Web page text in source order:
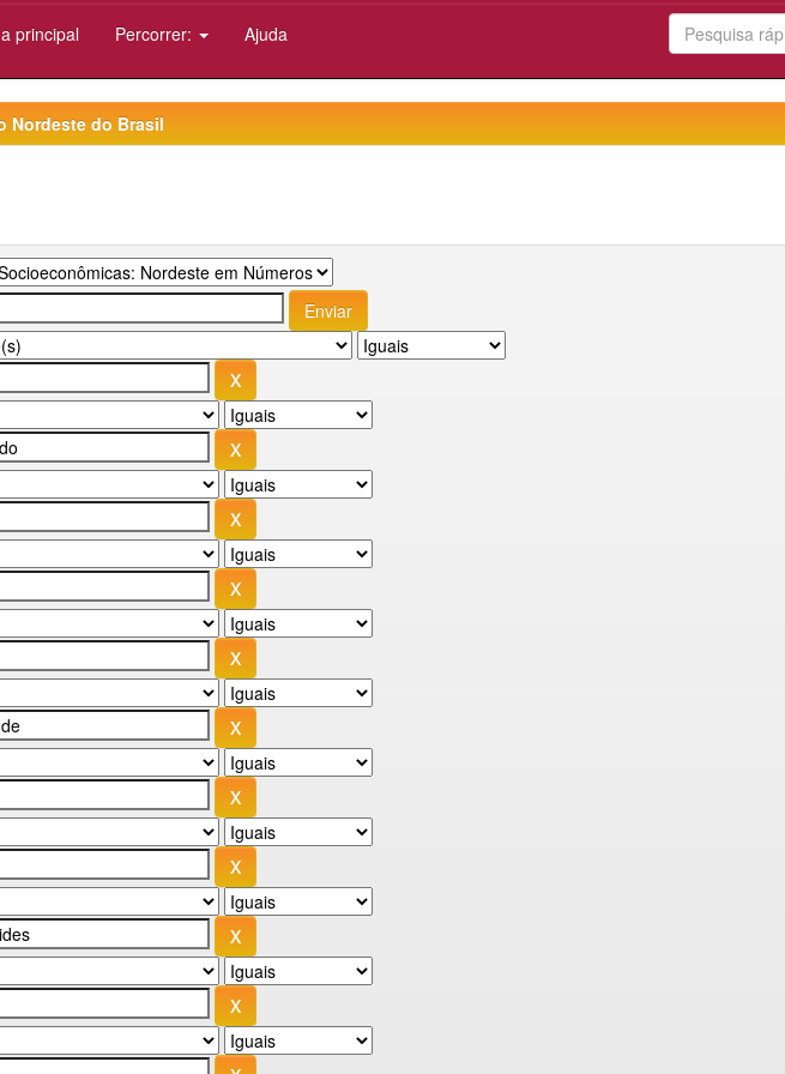
principal Percorrer: Ajuda
Nordeste do Brasil